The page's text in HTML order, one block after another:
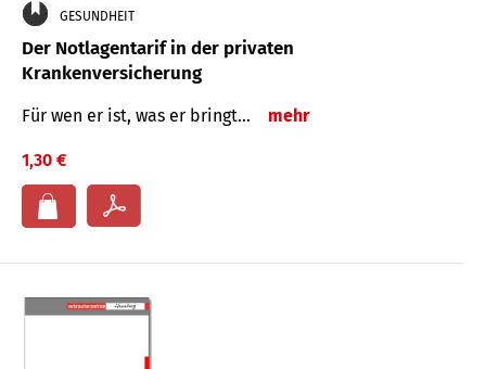
GESUNDHEIT
Der Notlagentarif in der privaten
Krankenversicherung
Für wen er ist, was er bringt… mehr
1,30 €